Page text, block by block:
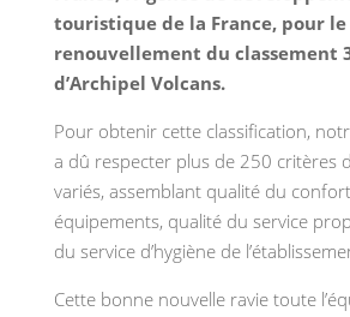
touristique de la France, pour le
renouvellement du classement
d’Archipel Volcans.
Pour obtenir cette classification,
a dû respecter plus de 250 critères
variés, assemblant qualité du
équipements, qualité du service
du service d’hygiène de
Cette bonne nouvelle ravie toute